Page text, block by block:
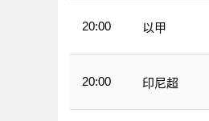
20:00 以甲
20:00 印尼超